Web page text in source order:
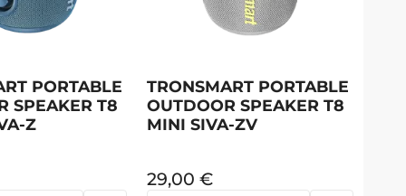
PORTABLE
SPEAKER T8
Z
TRONSMART PORTABLE
OUTDOOR SPEAKER T8
MINI SIVA-ZV
29,00 €